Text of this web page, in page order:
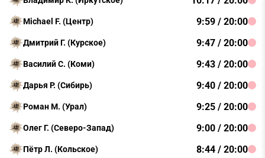
Michael F. (Центр) 9:59 / 20:00
Дмитрий Г. (Курское) 9:47 / 20:00
Василий С. (Коми) 9:43 / 20:00
Дарья Р. (Сибирь) 9:40 / 20:00
Роман М. (Урал) 9:25 / 20:00
Олег Г. (Северо-Запад) 9:00 / 20:00
Пётр Л. (Кольское) 8:44 / 20:00